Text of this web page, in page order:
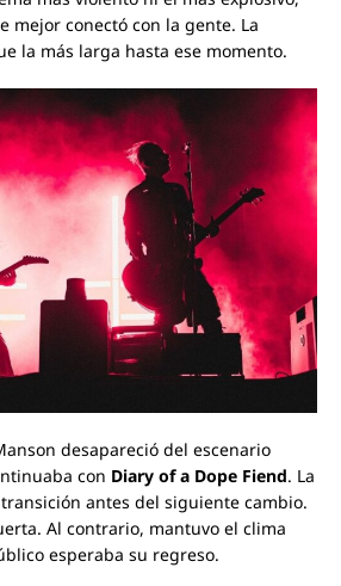
mejor conectó con la gente. La
la más larga hasta ese momento.
desapareció del escenario
con Diary of a Dope Fiend. La
antes del siguiente cambio.
Al contrario, mantuvo el clima
esperaba su regreso.